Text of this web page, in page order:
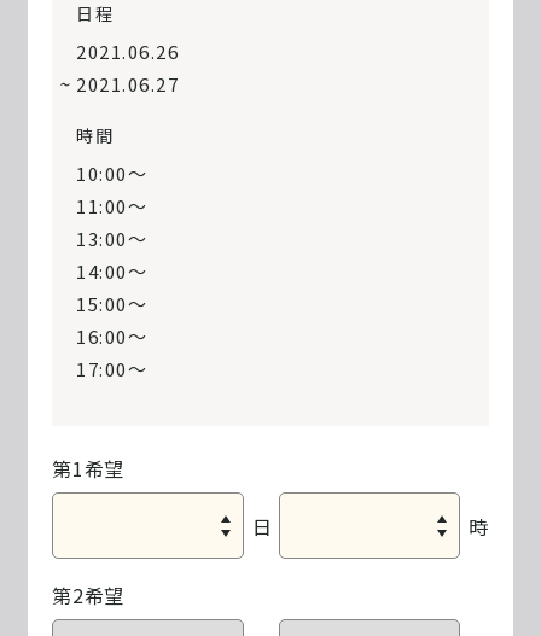
日程
2021.06.26
2021.06.27
時間
10:00〜
11:00〜
13:00〜
14:00〜
15:00〜
16:00〜
17:00〜
第1希望
日
時
第2希望